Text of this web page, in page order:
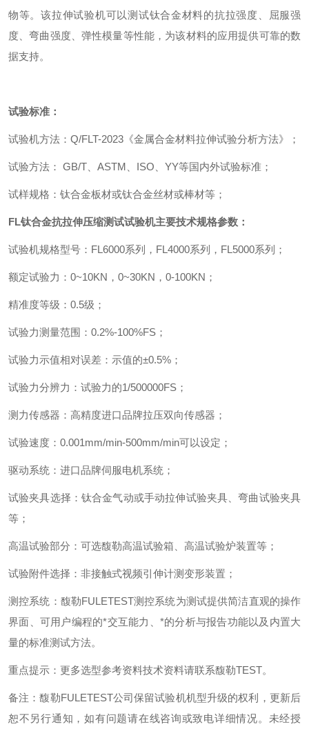
物等。该拉伸试验机可以测试钛合金材料的抗拉强度、屈服强
度、弯曲强度、弹性模量等性能，为该材料的应用提供可靠的数
据支持。
试验标准：
试验机方法 ： Q/FLT-2023 《金属合金材料拉伸试验分析方法》 ；
试验方法 ： GB/T ASTM ISO YY等国内外试验标准 ；
试样规格 ： 钛合金板材或钛合金丝材或棒材等 ；
FL钛合金抗拉伸压缩测试试验机主要技术规格参数 ：
试验机规格型号 ： FL6000系列 ， FL4000系列 ， FL5000系列 ；
额定试验力 ： 0~10KN ， 0~30KN ， 0-100KN ；
精准度等级 ： 0.5级 ；
试验力测量范围 ： 0.2%-100%FS ；
试验力示值相对误差 ： 示值的±0.5% ；
试验力分辨力 ： 试验力的1/500000FS ；
测力传感器 ： 高精度进口品牌拉压双向传感器 ；
试验速度 ： 0.001mm/min-500mm/min可以设定 ；
驱动系统 ： 进口品牌伺服电机系统 ；
试验夹具选择 ：钛合金气动或手动拉伸试验夹具、弯曲试验夹具
等 ；
高温试验部分 ： 可选馥勒高温试验箱、高温试验炉装置等 ；
试验附件选择 ： 非接触式视频引伸计测变形装置 ；
测控系统 ： 馥勒FULETEST测控系统为测试提供简洁直观的操作
界面、可用户编程的*交互能力、*的分析与报告功能以及内置大
量的标准测试方法。
重点提示 ： 更多选型参考资料技术资料请联系馥勒TEST。
备注：馥勒FULETEST公司保留试验机机型升级的权利，更新后
恕不另行通知，如有问题请在线咨询或致电详细情况。未经授